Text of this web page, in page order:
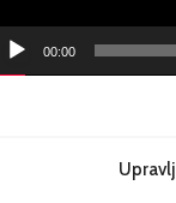
00:00